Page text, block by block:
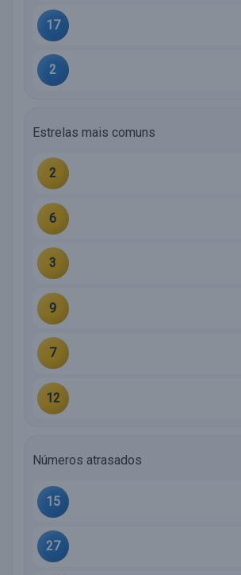
17
2
Estrelas mais comuns
2
6
3
9
7
12
Números atrasados
15
27